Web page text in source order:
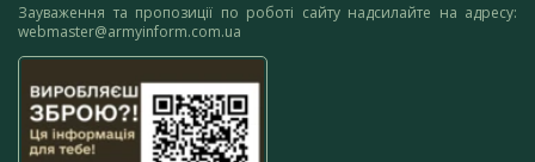
Зауваження та пропозиції по роботі сайту надсилайте на адресу:
webmaster@armyinform.com.ua